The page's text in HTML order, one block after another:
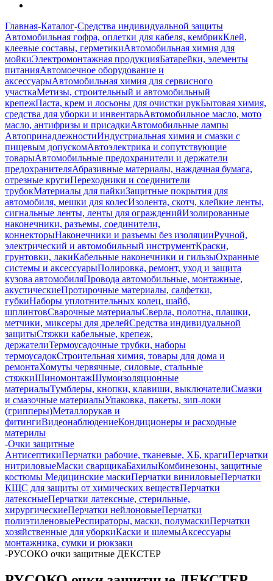
Главная-Каталог-Средства индивидуальной защиты
Автомобильная гофра, оплетки для кабеля, кембрикКлей,
клеевые составы, герметикиАвтомобильная химия для
мойкиЭлектромонтажная продукцияБатарейки, элементы
питанияАвтомоечное оборудование и
аксессуарыАвтомобильная химия для сервисного
участкаМетизы, строительный и автомобильный
крепежПаста, крем и лосьоны для очистки рукБытовая химия,
средства для уборки и инвентарьАвтомобильное масло, мото
масло, антифризы и присадкиАвтомобильные лампы
АвтопринадлежностиИндустриальная химия и смазки с
пищевым допускомАвтоэлектрика и сопутствующие
товарыАвтомобильные предохранители и держатели
предохранителяАбразивные материалы, наждачная бумага,
отрезные кругиПереходники и соединители
трубокМатериалы для пайкиЗащитные покрытия для
автомобиля, мешки для колесИзолента, скотч, клейкие ленты,
сигнальные ленты, ленты для огражденийИзолированные
наконечники, разъемы, соединители,
коннекторыНаконечники и разъемы без изоляцииРучной,
электрический и автомобильный инструментКраски,
грунтовки, лакиКабельные наконечники и гильзыОхранные
системы и аксессуарыПолировка, ремонт, уход и защита
кузова автомобиляПровода автомобильные, монтажные,
акустическиеПротирочные материалы, салфетки,
губкиНаборы уплотнительных колец, шайб,
шплинтовСварочные материалыСверла, полотна, плашки,
метчики, миксеры для дрелейСредства индивидуальной
защитыСтяжки кабельные, крепеж,
держателиТермоусадочные трубки, наборы
термоусадокСтроительная химия, товары для дома и
ремонтаХомуты червячные, силовые, стальные
стяжкиШиномонтажШумоизоляционные
материалыТумблеры, кнопки, клавиши, выключателиСмазки
и смазочные материалыУпаковка, пакеты, зип-локи
(грипперы)Металлорукав и
фитингиВидеонаблюдениеКондиционеры и расходные
материлы
-Очки защитные
АнтисептикиПерчатки рабочие, тканевые, ХБ, крагиПерчатки
нитриловыеМаски сварщикаБахилыКомбинезоны, защитные
костюмы Медицинские маскиПерчатки виниловыеПерчатки
КЩС для защиты от химических веществПерчатки
латексныеПерчатки латексные, стерильные,
хирургическиеПерчатки нейлоновыеПерчатки
полиэтиленовыеРеспираторы, маски, полумаскиПерчатки
хозяйственные для уборкиКаски и шлемыАксессуары
монтажника, сумки и рюкзаки
-РУСОКО очки защитные ДЕКСТЕР